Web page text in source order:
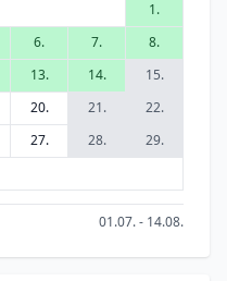
1.
6. 7.
8.
13. 14.
15.
20. 21.
22.
27. 28.
29.
01.07. - 14.08.